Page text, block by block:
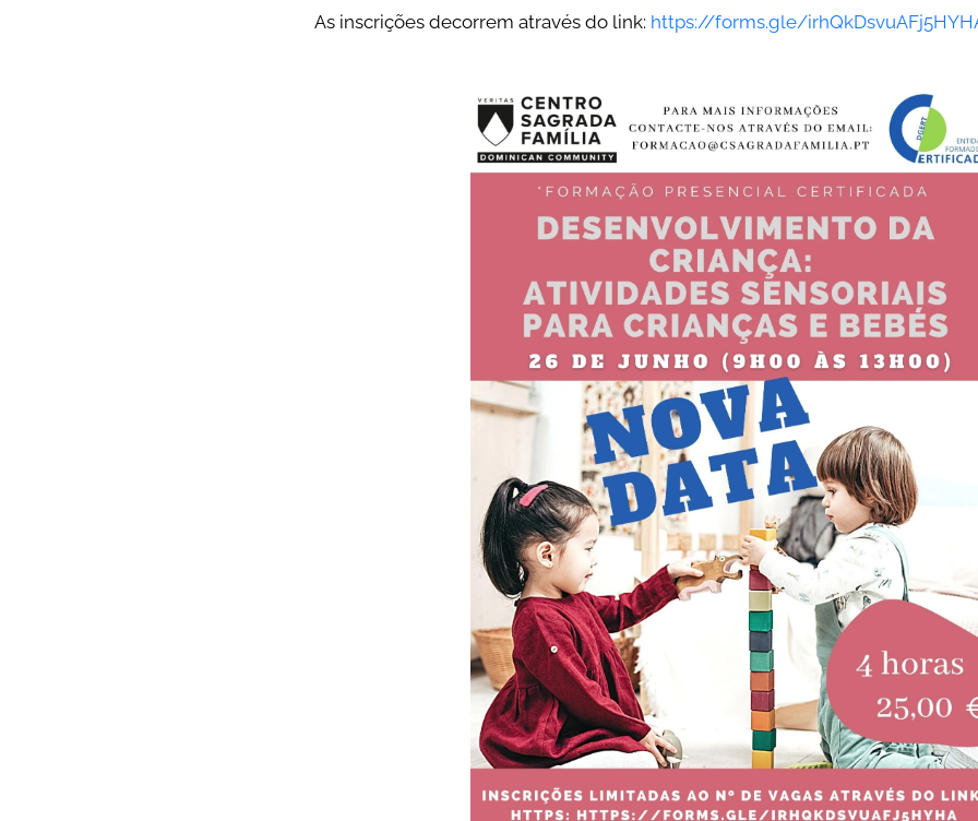
As inscrições decorrem através do link: https://forms.gle/